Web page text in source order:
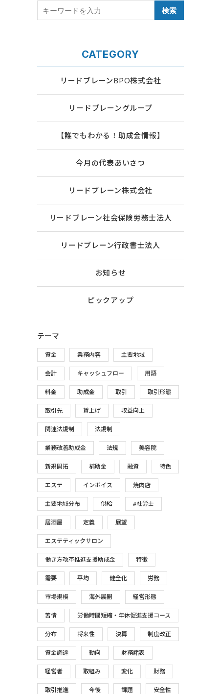
CATEGORY
リードブレーンBPO株式会社
リードブレーングループ
【誰でもわかる！助成金情報】
今月の代表あいさつ
リードブレーン株式会社
リードブレーン社会保険労務士法人
リードブレーン行政書士法人
お知らせ
ピックアップ
テーマ
資金 業務内容 主要地域
会計 キャッシュフロー 用語
料金 助成金 取引 取引形態
取引先 賃上げ 収益向上
関連法規制 法規制
業務改善助成金 法規 美容院
新規開拓 補助金 融資 特色
エステ インボイス 焼肉店
主要地域分布 供給 #社労士
居酒屋 定義 展望
エステティックサロン
働き方改革推進支援助成金 特徴
需要 平均 健全化 労務
市場規模 海外展開 経営形態
苦情 労働時間短縮・年休促進支援コース
分布 将来性 決算 制度改正
資金調達 動向 財務諸表
経営者 取組み 変化 財務
取引推進 今後 課題 安全性